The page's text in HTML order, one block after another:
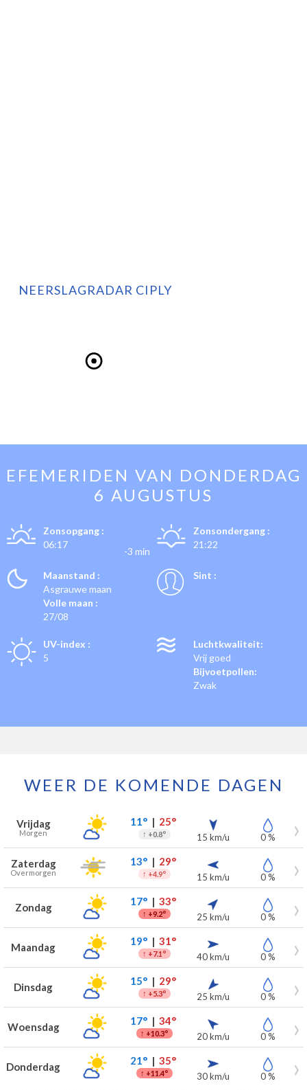
NEERSLAGRADAR CIPLY
EFEMERIDEN VAN DONDERDAG
6 AUGUSTUS
Zonsopgang :
06:17
-3 min
Zonsondergang :
21:22
Maanstand :
Asgrauwe maan
Volle maan :
27/08
Sint :
UV-index :
5
Luchtkwaliteit:
Vrij goed
Bijvoetpollen:
Zwak
WEER DE KOMENDE DAGEN
Weersverwachting voor Ciply voor de komende 7 dagen
Dag Weer Temperaturen Wind Neerslag
Vrijdag
Morgen
11°| 25°
↑ +0.8° 15 km/u 0 %
Zaterdag
Overmorgen
13°| 29°
↑ +4.9° 15 km/u 0 %
Zondag 17°| 33°
↑ +9.2° 25 km/u 0 %
Maandag 19°| 31°
↑ +7.1° 40 km/u 0 %
Dinsdag 15°| 29°
↑ +5.3° 25 km/u 0 %
Woensdag 17°| 34°
↑ +10.3° 20 km/u 0 %
Donderdag 21°| 35°
↑ +11.4° 30 km/u 0 %